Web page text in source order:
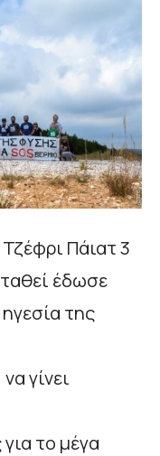
Πάιατ 3
έδωσε
της
γίνει
το μέγα